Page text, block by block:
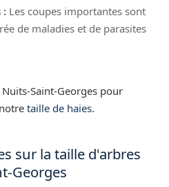
: Les coupes importantes sont
de maladies et de parasites
Saint-Georges pour
taille de haies.
sur la taille d'arbres
Georges